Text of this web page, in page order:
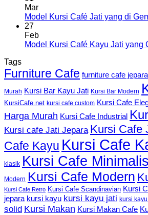
Mar
Model Kursi Café Jati yang di
27
Feb
Model Kursi Café Kayu Jati yang
Tags
Furniture Cafe furniture cafe jepara
Murah Kursi Bar Kayu Jati Kursi Bar Modern
KursiCafe.net kursi cafe custom Kursi Cafe
Harga Murah Kursi Cafe Industrial
Kursi cafe Jati Jepara Kursi Cafe
Cafe Kayu Kursi Cafe
klasik Kursi Cafe Minimalis
Modern Kursi Cafe Modern
Kursi Cafe Retro Kursi Cafe Scandinavian Kursi
jepara kursi kayu kursi kayu jati kursi
solid Kursi Makan Kursi Makan Cafe